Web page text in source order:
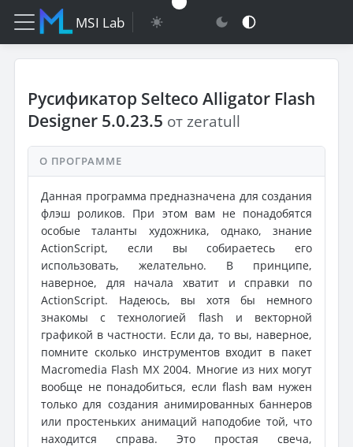
MSI Lab
Русификатор Selteco Alligator Flash
Designer 5.0.23.5 от zeratull
О ПРОГРАММЕ
Данная программа предназначена для создания
флэш роликов. При этом вам не понадобятся
особые таланты художника, однако, знание
ActionScript, если вы собираетесь его
использовать, желательно. В принципе,
наверное, для начала хватит и справки по
ActionScript. Надеюсь, вы хотя бы немного
знакомы с технологией flash и векторной
графикой в частности. Если да, то вы, наверное,
помните сколько инструментов входит в пакет
Macromedia Flash MX 2004. Многие из них могут
вообще не понадобиться, если flash вам нужен
только для создания анимированных баннеров
или простеньких анимаций наподобие той, что
находится справа. Это простая свеча,